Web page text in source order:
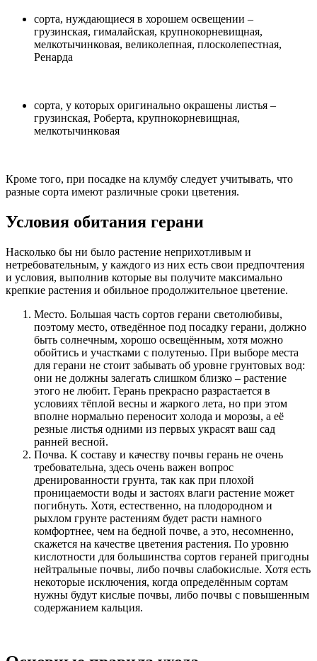
сорта, нуждающиеся в хорошем освещении –
грузинская, гималайская, крупнокорневищная,
мелкотычинковая, великолепная, плосколепестная,
Ренарда
сорта, у которых оригинально окрашены листья –
грузинская, Роберта, крупнокорневищная,
мелкотычинковая
Кроме того, при посадке на клумбу следует учитывать, что
разные сорта имеют различные сроки цветения.
Условия обитания герани
Насколько бы ни было растение неприхотливым и
нетребовательным, у каждого из них есть свои предпочтения
и условия, выполнив которые вы получите максимально
крепкие растения и обильное продолжительное цветение.
Место. Большая часть сортов герани светолюбивы,
поэтому место, отведённое под посадку герани, должно
быть солнечным, хорошо освещённым, хотя можно
обойтись и участками с полутенью. При выборе места
для герани не стоит забывать об уровне грунтовых вод:
они не должны залегать слишком близко – растение
этого не любит. Герань прекрасно разрастается в
условиях тёплой весны и жаркого лета, но при этом
вполне нормально переносит холода и морозы, а её
резные листья одними из первых украсят ваш сад
ранней весной.
Почва. К составу и качеству почвы герань не очень
требовательна, здесь очень важен вопрос
дренированности грунта, так как при плохой
проницаемости воды и застоях влаги растение может
погибнуть. Хотя, естественно, на плодородном и
рыхлом грунте растениям будет расти намного
комфортнее, чем на бедной почве, а это, несомненно,
скажется на качестве цветения растения. По уровню
кислотности для большинства сортов гераней пригодны
нейтральные почвы, либо почвы слабокислые. Хотя есть
некоторые исключения, когда определённым сортам
нужны будут кислые почвы, либо почвы с повышенным
содержанием кальция.